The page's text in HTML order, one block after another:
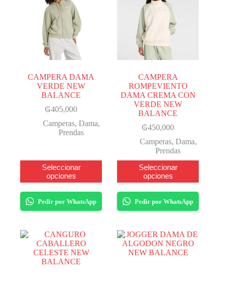
CAMPERA DAMA
VERDE NEW
BALANCE
₲405,000
Camperas, Dama,
Prendas
Seleccionar
opciones
Este
producto
tiene
varias
variantes.
Las
pueden
elegir
en
la
Pedir por WhatsApp
CAMPERA
ROMPEVIENTO
DAMA CREMA CON
VERDE NEW
BALANCE
₲450,000
Camperas, Dama,
Prendas
Seleccionar
opciones
Este
producto
tiene
varias
variantes.
Las
pueden
elegir
en
Pedir por WhatsApp